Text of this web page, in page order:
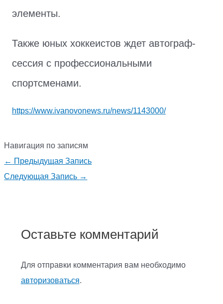
элементы.
Также юных хоккеистов ждет автограф-
сессия с профессиональными
спортсменами.
https://www.ivanovonews.ru/news/1143000/
Навигация по записям
← Предыдущая Запись
Следующая Запись →
Оставьте комментарий
Для отправки комментария вам необходимо
авторизоваться.